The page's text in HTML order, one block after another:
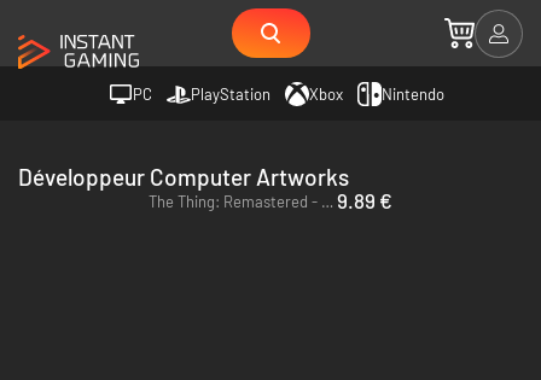
PC PlayStation Xbox Nintendo
Développeur Computer Artworks
The Thing: Remastered - PC (Steam) 9.89 €